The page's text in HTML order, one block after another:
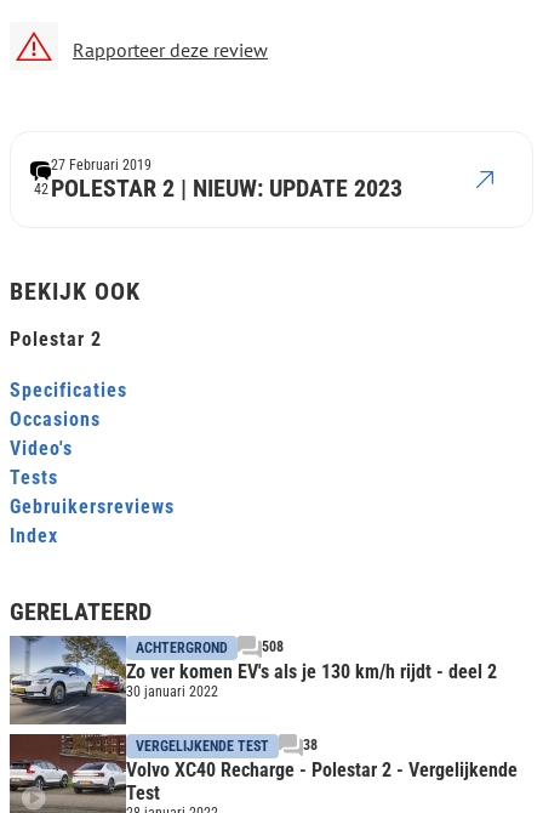
Rapporteer deze review
42 POLESTAR 2 | NIEUW: UPDATE 2023
27 Februari 2019
BEKIJK OOK
Polestar 2
Specificaties
Occasions
Video's
Tests
Gebruikersreviews
Index
GERELATEERD
ACHTERGROND 508
Zo ver komen EV's als je 130 km/h rijdt - deel 2
30 januari 2022
VERGELIJKENDE TEST 38
Volvo XC40 Recharge - Polestar 2 - Vergelijkende
Test